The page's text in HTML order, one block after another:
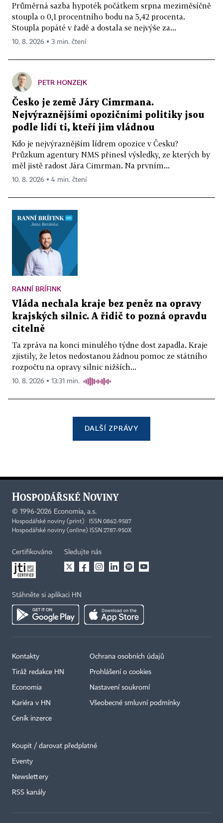
Průměrná sazba hypoték počátkem srpna meziměsíčně
stoupla o 0,1 procentního bodu na 5,42 procenta.
Stoupla popáté v řadě a dostala se nejvýše za...
10. 8. 2026 ▪ 3 min. čtení
PETR HONZEJK
Česko je země Járy Cimrmana.
Nejvýraznějšími opozičními politiky jsou
podle lidí ti, kteří jim vládnou
Kdo je nejvýraznějším lídrem opozice v Česku?
Průzkum agentury NMS přinesl výsledky, ze kterých by
měl jistě radost Jára Cimrman. Na prvním...
10. 8. 2026 ▪ 4 min. čtení
RANNÍ BRÍFINK
Vláda nechala kraje bez peněz na opravy
krajských silnic. A řidič to pozná opravdu
citelně
Ta zpráva na konci minulého týdne dost zapadla. Kraje
zjistily, že letos nedostanou žádnou pomoc ze státního
rozpočtu na opravy silnic nižších...
10. 8. 2026 ▪ 13:31 min.
DALŠÍ ZPRÁVY
© 1996-2026 Economia, a.s.
Hospodářské noviny (print) ISSN 0862-9587
Hospodářské noviny (online) ISSN 2787-950X
Certifikováno Sledujte nás
Stáhněte si aplikaci HN
Kontakty
Tiráž redakce HN
Economia
Kariéra v HN
Ceník inzerce
Ochrana osobních údajů
Prohlášení o cookies
Nastavení soukromí
Všeobecné smluvní podmínky
Koupit / darovat předplatné
Eventy
Newslettery
RSS kanály